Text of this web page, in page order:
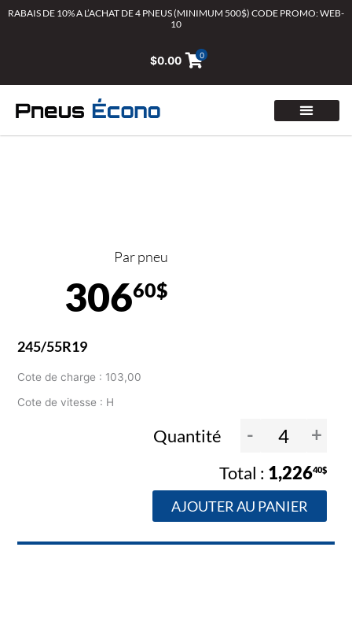
AllerRABAIS DE 10% A L’ACHAT DE 4 PNEUS (MINIMUM 500$) CODE PROMO: WEB-
10
$0.00 0
Par pneu
30660$
245/55R19
Cote de charge : 103,00
Cote de vitesse : H
Quantité - +
1,22640$
AJOUTER AU PANIER